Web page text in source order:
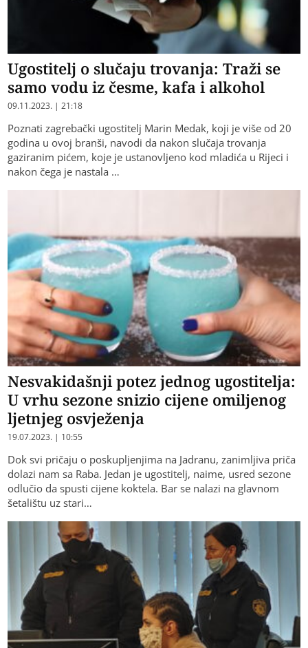
Ugostitelj o slučaju trovanja: Traži se
samo vodu iz česme, kafa i alkohol
09.11.2023. | 21:18
Poznati zagrebački ugostitelj Marin Medak, koji je više od 20
godina u ovoj branši, navodi da nakon slučaja trovanja
gaziranim pićem, koje je ustanovljeno kod mladića u Rijeci i
nakon čega je nastala …
Nesvakidašnji potez jednog ugostitelja:
U vrhu sezone snizio cijene omiljenog
ljetnjeg osvježenja
19.07.2023. | 10:55
Dok svi pričaju o poskupljenjima na Jadranu, zanimljiva priča
dolazi nam sa Raba. Jedan je ugostitelj, naime, usred sezone
odlučio da spusti cijene koktela. Bar se nalazi na glavnom
šetalištu uz stari…